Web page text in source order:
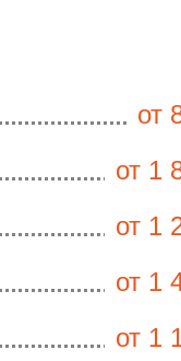
от
от 1
от 1
от 1
от 1